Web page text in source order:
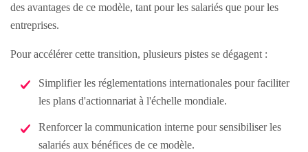
des avantages de ce modèle, tant pour les salariés que pour les
entreprises.
Pour accélérer cette transition, plusieurs pistes se dégagent :
Simplifier les réglementations internationales pour faciliter
les plans d'actionnariat à l'échelle mondiale.
Renforcer la communication interne pour sensibiliser les
salariés aux bénéfices de ce modèle.